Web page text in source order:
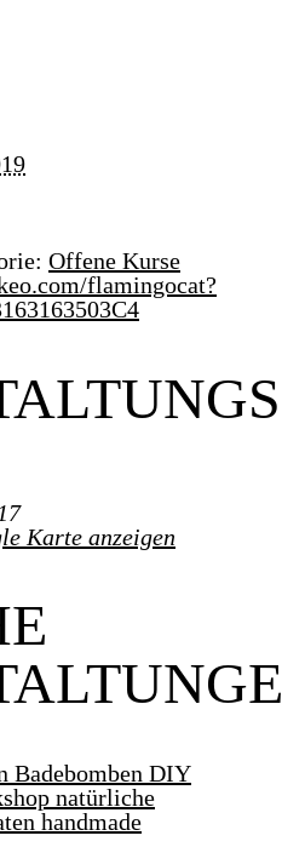
Offene Kurse
flamingocat?
Karte anzeigen